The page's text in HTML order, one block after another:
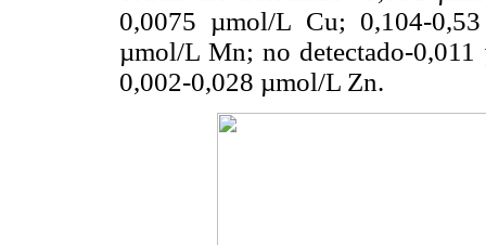
0,0075 µmol/L Cu; 0,104-
µmol/L Mn; no detectado-
0,002-0,028 µmol/L Zn.